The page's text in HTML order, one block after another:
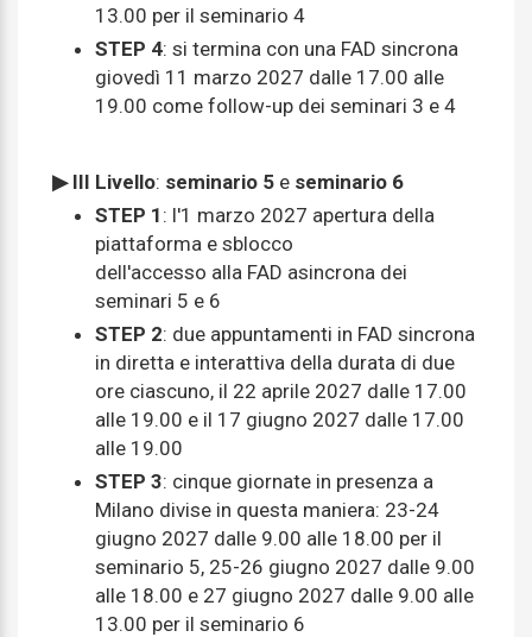
13.00 per il seminario 4
STEP 4: si termina con una FAD sincrona
giovedì 11 marzo 2027 dalle 17.00 alle
19.00 come follow-up dei seminari 3 e 4
▶ III Livello: seminario 5 e seminario 6
STEP 1 : l'1 marzo 2027 apertura della
piattaforma e sblocco
dell'accesso alla FAD asincrona dei
seminari 5 e 6
STEP 2: due appuntamenti in FAD sincrona
in diretta e interattiva della durata di due
ore ciascuno, il 22 aprile 2027 dalle 17.00
alle 19.00 e il 17 giugno 2027 dalle 17.00
alle 19.00
STEP 3: cinque giornate in presenza a
Milano divise in questa maniera: 23-24
giugno 2027 dalle 9.00 alle 18.00 per il
seminario 5, 25-26 giugno 2027 dalle 9.00
alle 18.00 e 27 giugno 2027 dalle 9.00 alle
13.00 per il seminario 6